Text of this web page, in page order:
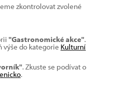
zkontrolovat zvolené
"Gastronomické akce".
výše do kategorie Kulturní
. Zkuste se podívat o
.